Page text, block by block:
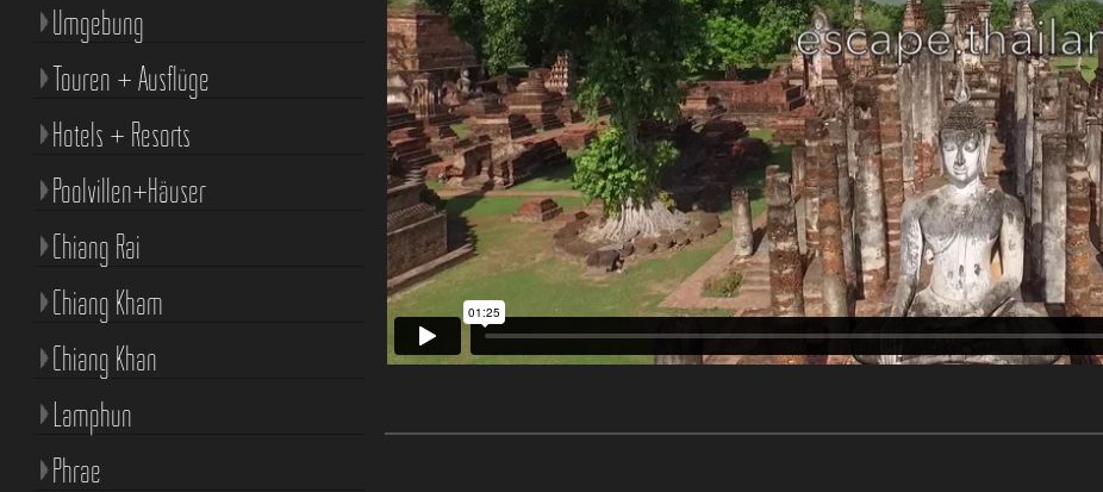
Umgebung
Touren + Ausflüge
Hotels + Resorts
Poolvillen+Häuser
Chiang Rai
Chiang Kham
Chiang Khan
Lamphun
Phrae